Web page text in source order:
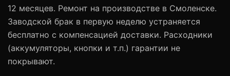
12 месяцев. Ремонт на производстве в Смоленске.
Заводской брак в первую неделю устраняется
бесплатно с компенсацией доставки. Расходники
(аккумуляторы, кнопки и т.п.) гарантии не
покрывают.